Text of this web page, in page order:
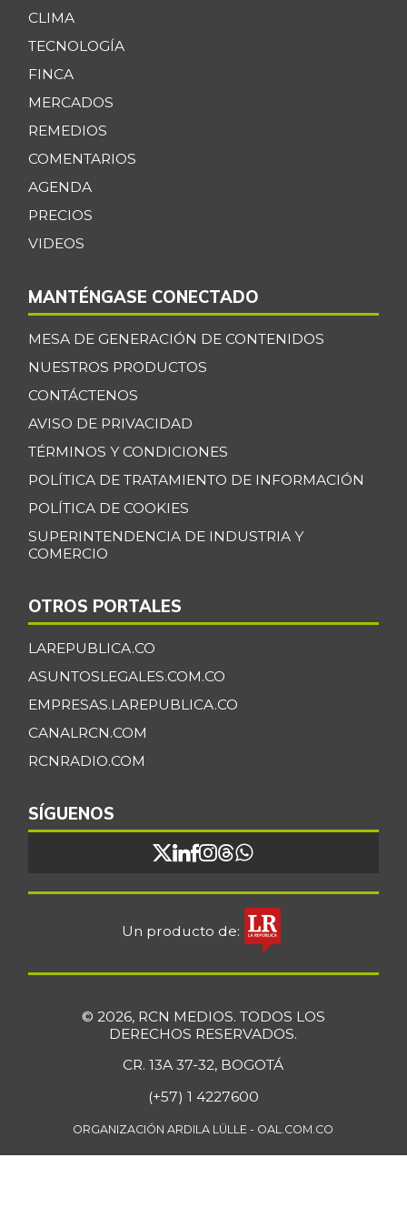
CLIMA
TECNOLOGÍA
FINCA
MERCADOS
REMEDIOS
COMENTARIOS
AGENDA
PRECIOS
VIDEOS
MANTÉNGASE CONECTADO
MESA DE GENERACIÓN DE CONTENIDOS
NUESTROS PRODUCTOS
CONTÁCTENOS
AVISO DE PRIVACIDAD
TÉRMINOS Y CONDICIONES
POLÍTICA DE TRATAMIENTO DE INFORMACIÓN
POLÍTICA DE COOKIES
SUPERINTENDENCIA DE INDUSTRIA Y
COMERCIO
OTROS PORTALES
LAREPUBLICA.CO
ASUNTOSLEGALES.COM.CO
EMPRESAS.LAREPUBLICA.CO
CANALRCN.COM
RCNRADIO.COM
SÍGUENOS
Un producto de:
© 2026, RCN MEDIOS. TODOS LOS
DERECHOS RESERVADOS.
CR. 13A 37-32, BOGOTÁ
(+57) 1 4227600
ORGANIZACIÓN ARDILA LÜLLE - OAL.COM.CO